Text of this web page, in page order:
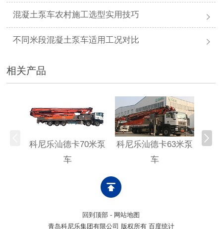
混凝土泵车农村施工选型实用技巧
不同米段混凝土泵车适用工况对比
相关产品
科尼乐汕德卡70米泵
车
科尼乐汕德卡63米泵
车
科
回到顶部 - 网站地图
青岛科尼乐集团有限公司 版权所有 百度统计